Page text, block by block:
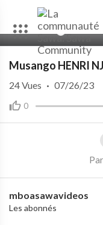
00:00
Musango HENRI
0
24Vues · 07/26/23
mboasawavideos
Les abonnés